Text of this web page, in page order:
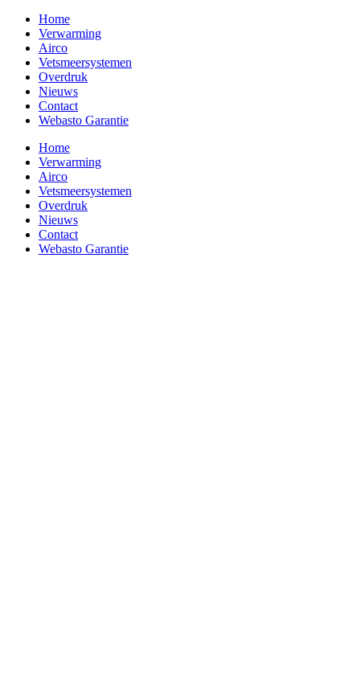
Home
Verwarming
Airco
Vetsmeersystemen
Overdruk
Nieuws
Contact
Webasto Garantie
Home
Verwarming
Airco
Vetsmeersystemen
Overdruk
Nieuws
Contact
Webasto Garantie